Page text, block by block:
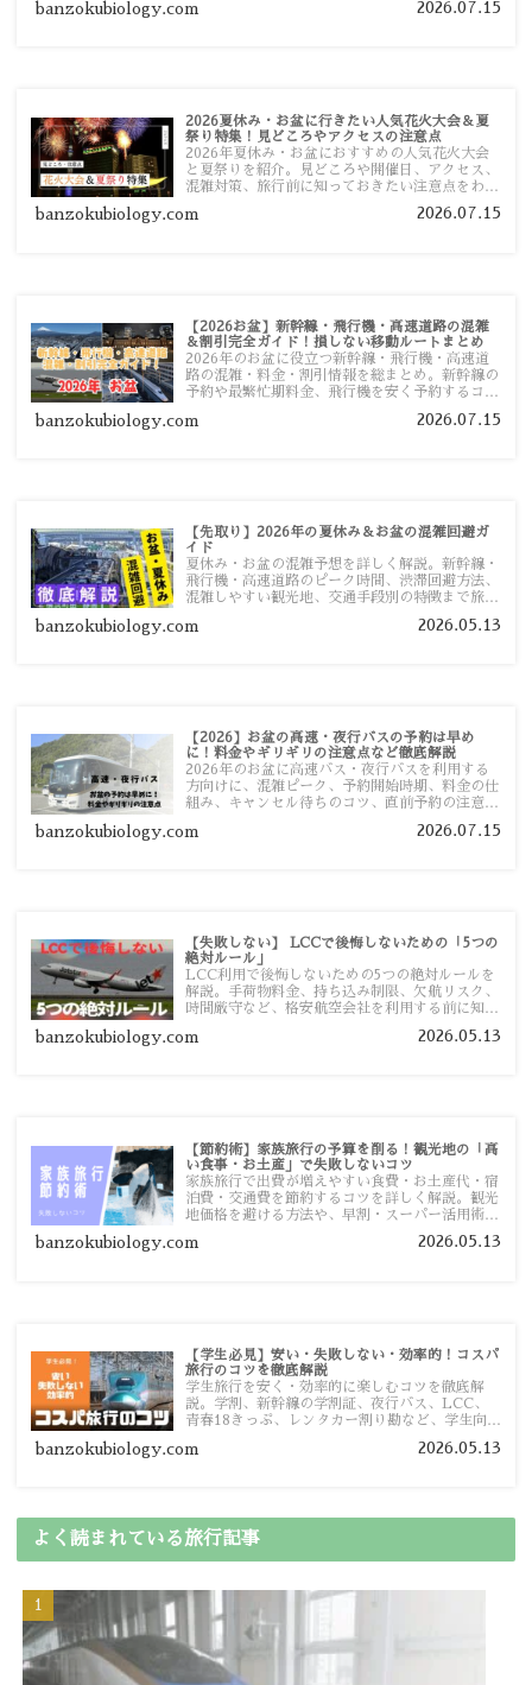
す。
banzokubiology.com 2026.07.15
2026夏休み・お盆に行きたい人気花火大会＆夏
祭り特集！見どころやアクセスの注意点
2026年夏休み・お盆におすすめの人気花火大会
と夏祭りを紹介。見どころや開催日、アクセス、
混雑対策、旅行前に知っておきたい注意点をわか
banzokubiology.com 2026.07.15
【2026お盆】新幹線・飛行機・高速道路の混雑
＆割引完全ガイド！損しない移動ルートまとめ
2026年のお盆に役立つ新幹線・飛行機・高速道
路の混雑・料金・割引情報を総まとめ。新幹線の
予約や最繁忙期料金、飛行機を安く予約するコ
い移動方法を分かりやすく解説します。
banzokubiology.com 2026.07.15
【先取り】2026年の夏休み＆お盆の混雑回避ガ
イド
夏休み・お盆の混雑予想を詳しく解説。新幹線・
飛行機・高速道路のピーク時間、渋滞回避方法、
混雑しやすい観光地、交通手段別の特徴まで旅行
banzokubiology.com 2026.05.13
【2026】お盆の高速・夜行バスの予約は早め
に！料金やギリギリの注意点など徹底解説
2026年のお盆に高速バス・夜行バスを利用する
方向けに、混雑ピーク、予約開始時期、料金の仕
組み、キャンセル待ちのコツ、直前予約の注意点
banzokubiology.com 2026.07.15
【失敗しない】 LCCで後悔しないための「5つの
絶対ルール」
LCC利用で後悔しないための5つの絶対ルールを
解説。手荷物料金、持ち込み制限、欠航リスク、
時間厳守など、格安航空会社を利用する前に知っ
す。
banzokubiology.com 2026.05.13
【節約術】家族旅行の予算を削る！観光地の「高
い食事・お土産」で失敗しないコツ
家族旅行で出費が増えやすい食費・お土産代・宿
泊費・交通費を節約するコツを詳しく解説。観光
地価格を避ける方法や、早割・スーパー活用術、
banzokubiology.com 2026.05.13
【学生必見】安い・失敗しない・効率的！コスパ
旅行のコツを徹底解説
学生旅行を安く・効率的に楽しむコツを徹底解
説。学割、新幹線の学割証、夜行バス、LCC、
青春18きっぷ、レンタカー割り勘など、学生向け
banzokubiology.com 2026.05.13
よく読まれている旅行記事